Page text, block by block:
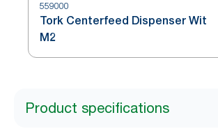
559000
Tork Centerfeed Dispenser Wit
M2
Product specifications